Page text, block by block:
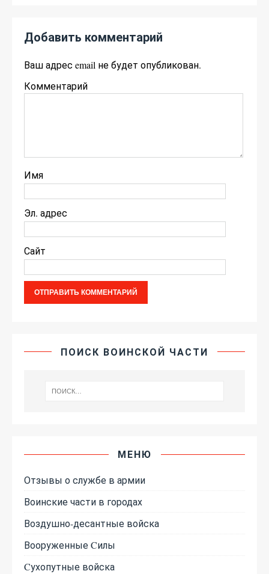
Добавить комментарий
Ваш адрес email не будет опубликован.
Комментарий
Имя
Эл. адрес
Сайт
ПОИСК ВОИНСКОЙ ЧАСТИ
МЕНЮ
Отзывы о службе в армии
Воинские части в городах
Воздушно-десантные войска
Вооруженные Cилы
Cухопутные войска